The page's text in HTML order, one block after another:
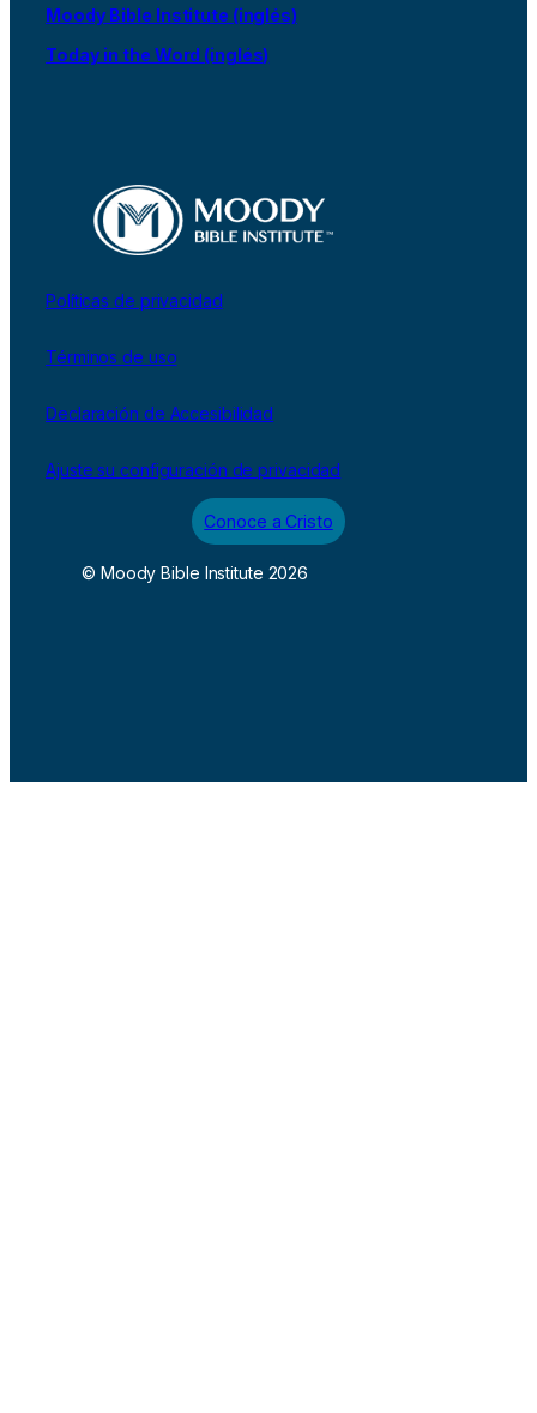
Moody Bible Institute (inglés)
Today in the Word (inglés)
Políticas de privacidad
Términos de uso
Declaración de Accesibilidad
Ajuste su configuración de privacidad
Conoce a Cristo
© Moody Bible Institute 2026